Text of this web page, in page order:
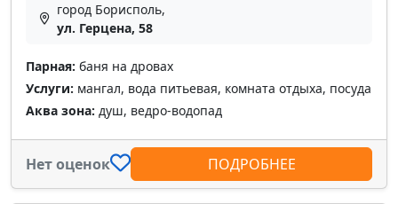
город Борисполь,
ул. Герцена, 58
Парная: баня на дровах
Услуги: мангал, вода питьевая, комната отдыха, посуда
Аква зона: душ, ведро-водопад
Нет оценок ПОДРОБНЕЕ